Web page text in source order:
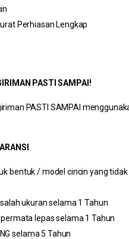
Perhiasan Lengkap
PASTI SAMPAI!
PASTI SAMPAI
bentuk / model cincin yang
ukuran selama 1 Tahun
permata lepas selama 1 Tahun
selama 5 Tahun